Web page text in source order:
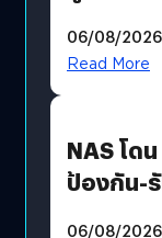
06/08/2026
Read More
NAS โด
ป้องกัน-
06/08/2026